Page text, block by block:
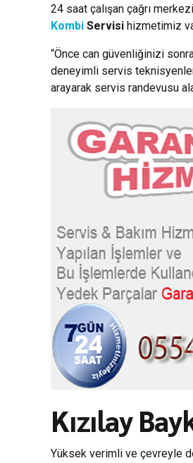
24 saat çalışan çağrı
Kombi Servisi hizmetimiz
“Önce can güvenliğinizi
deneyimli servis
arayarak servis randevusu
Kızılay
Yüksek verimli ve çevreyle